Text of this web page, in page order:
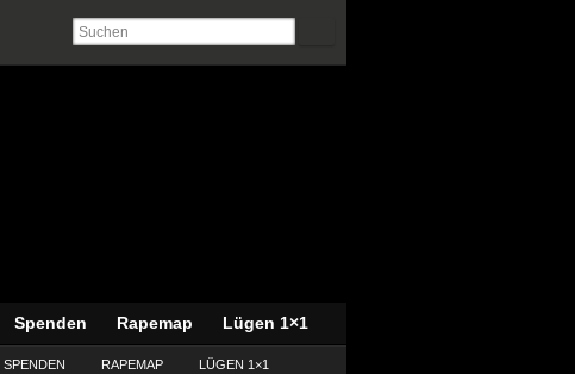
Spenden Rapemap Lügen 1×1
SPENDEN RAPEMAP LÜGEN 1×1